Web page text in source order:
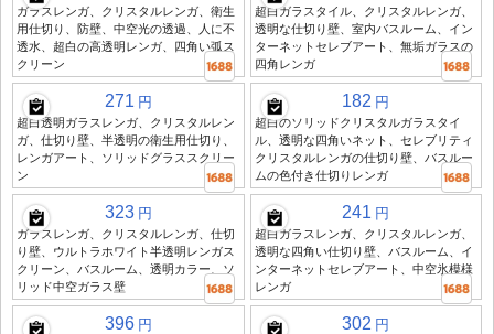
ガラスレンガ、クリスタルレンガ、衛生
用仕切り、防壁、中空光の透過、人に不
透水、超白の高透明レンガ、四角い弧ス
クリーン
超白ガラスタイル、クリスタルレンガ、
透明な仕切り壁、室内バスルーム、イン
ターネットセレブアート、無垢ガラスの
四角レンガ
271 円
超白透明ガラスレンガ、クリスタルレン
ガ、仕切り壁、半透明の衛生用仕切り、
レンガアート、ソリッドグラススクリー
ン
182 円
超白のソリッドクリスタルガラスタイ
ル、透明な四角いネット、セレブリティ
クリスタルレンガの仕切り壁、バスルー
ムの色付き仕切りレンガ
323 円
ガラスレンガ、クリスタルレンガ、仕切
り壁、ウルトラホワイト半透明レンガス
クリーン、バスルーム、透明カラー、ソ
リッド中空ガラス壁
241 円
超白ガラスレンガ、クリスタルレンガ、
透明な四角い仕切り壁、バスルーム、イ
ンターネットセレブアート、中空氷模様
レンガ
396 円 302 円